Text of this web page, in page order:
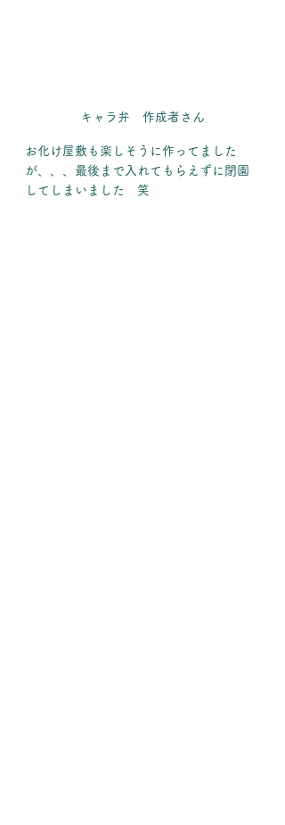
キャラ弁　作成者さん
お化け屋敷も楽しそうに作ってました
が、、、最後まで入れてもらえずに閉園
してしまいました　笑